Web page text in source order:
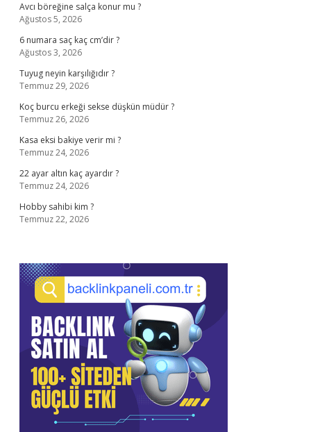
Avcı böreğine salça konur mu ?
Ağustos 5, 2026
6 numara saç kaç cm’dir ?
Ağustos 3, 2026
Tuyug neyin karşılığıdır ?
Temmuz 29, 2026
Koç burcu erkeği sekse düşkün müdür ?
Temmuz 26, 2026
Kasa eksi bakiye verir mi ?
Temmuz 24, 2026
22 ayar altın kaç ayardır ?
Temmuz 24, 2026
Hobby sahibi kim ?
Temmuz 22, 2026